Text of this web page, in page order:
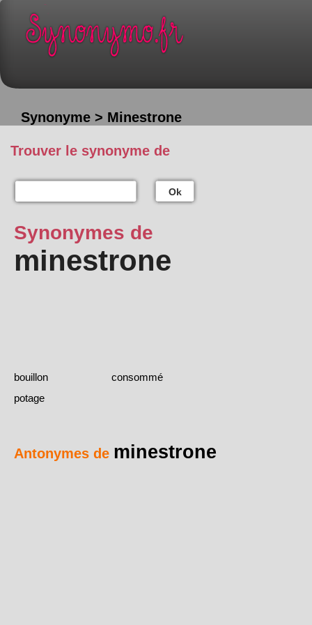
Synonyme > Minestrone
Trouver le synonyme de
Ok
Synonymes de
minestrone
bouillon
consommé
potage
Antonymes de minestrone